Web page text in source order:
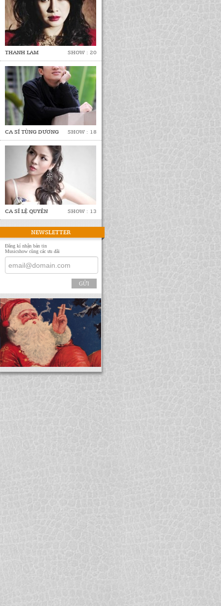
THANH LAM SHOW : 20
CA SĨ TÙNG DƯƠNG SHOW : 18
CA SĨ LỆ QUYÊN SHOW : 13
NEWSLETTER
Đăng kí nhận bản tin
Musicshow cùng các ưu đãi
GỬI